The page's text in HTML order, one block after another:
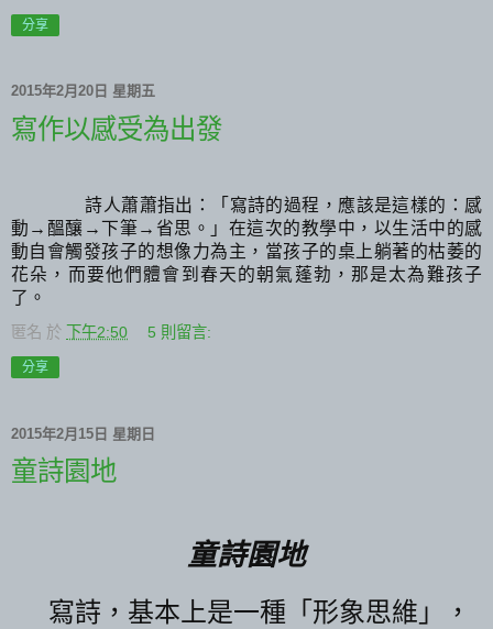
分享
2015年2月20日 星期五
寫作以感受為出發
詩人蕭蕭指出：「寫詩的過程，應該是這樣的：感
動→醞釀→下筆→省思。」在這次的教學中，以生活中的感
動自會觸發孩子的想像力為主，當孩子的桌上躺著的枯萎的
花朵，而要他們體會到春天的朝氣蓬勃，那是太為難孩子
了。
匿名 於 下午2:50 5 則留言:
分享
2015年2月15日 星期日
童詩園地
童詩園地
寫詩，基本上是一種「形象思維」，